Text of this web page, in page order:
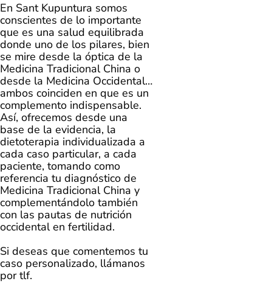
En Sant Kupuntura somos
conscientes de lo importante
que es una salud equilibrada
donde uno de los pilares, bien
se mire desde la óptica de la
Medicina Tradicional China o
desde la Medicina Occidental…
ambos coinciden en que es un
complemento indispensable.
Así, ofrecemos desde una
base de la evidencia, la
dietoterapia individualizada a
cada caso particular, a cada
paciente, tomando como
referencia tu diagnóstico de
Medicina Tradicional China y
complementándolo también
con las pautas de nutrición
occidental en fertilidad.
Si deseas que comentemos tu
caso personalizado, llámanos
por tlf.